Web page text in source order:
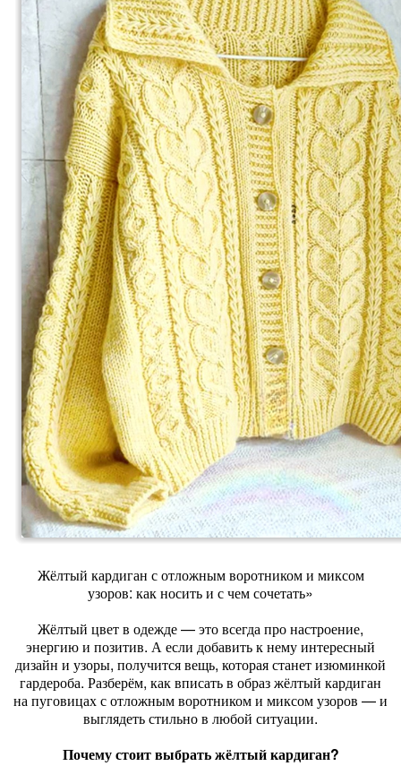
Жёлтый кардиган с отложным воротником и миксом
узоров: как носить и с чем сочетать»
Жёлтый цвет в одежде — это всегда про настроение,
энергию и позитив. А если добавить к нему интересный
дизайн и узоры, получится вещь, которая станет изюминкой
гардероба. Разберём, как вписать в образ жёлтый кардиган
на пуговицах с отложным воротником и миксом узоров — и
выглядеть стильно в любой ситуации.
Почему стоит выбрать жёлтый кардиган?